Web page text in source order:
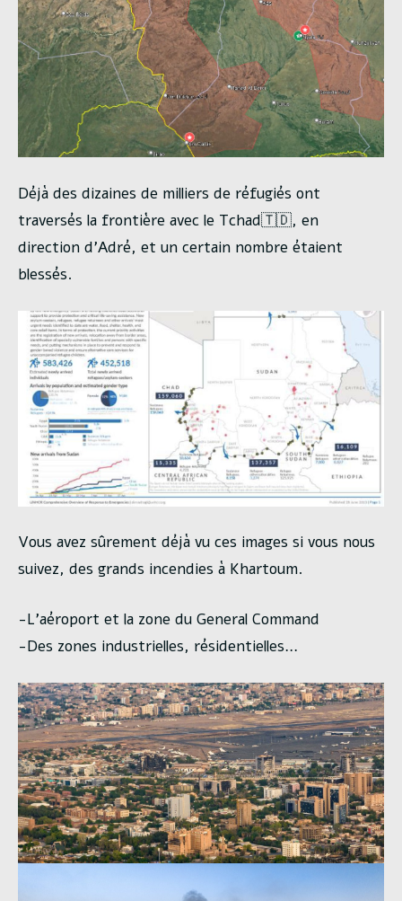
Déjà des dizaines de milliers de réfugiés ont
traversés la frontière avec le Tchad🇹🇩, en
direction d’Adré, et un certain nombre étaient
blessés.
Vous avez sûrement déjà vu ces images si vous nous
suivez, des grands incendies à Khartoum.
-L’aéroport et la zone du General Command
-Des zones industrielles, résidentielles…